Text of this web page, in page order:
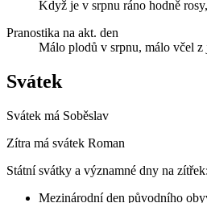
Když je v srpnu ráno hodně
Pranostika na akt. den
Málo plodů v srpnu, málo včel z
Svátek
Svátek má Soběslav
Zítra má svátek Roman
Státní svátky a významné dny na zítřek:
Mezinárodní den původního